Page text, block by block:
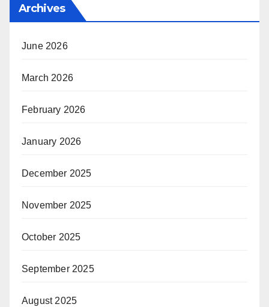
Archives
June 2026
March 2026
February 2026
January 2026
December 2025
November 2025
October 2025
September 2025
August 2025